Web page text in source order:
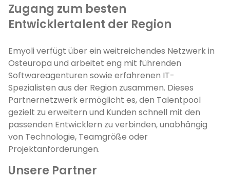
Zugang zum besten
Entwicklertalent der Region
Emyoli verfügt über ein weitreichendes Netzwerk in
Osteuropa und arbeitet eng mit führenden
Softwareagenturen sowie erfahrenen IT-
Spezialisten aus der Region zusammen. Dieses
Partnernetzwerk ermöglicht es, den Talentpool
gezielt zu erweitern und Kunden schnell mit den
passenden Entwicklern zu verbinden, unabhängig
von Technologie, Teamgröße oder
Projektanforderungen.
Unsere Partner